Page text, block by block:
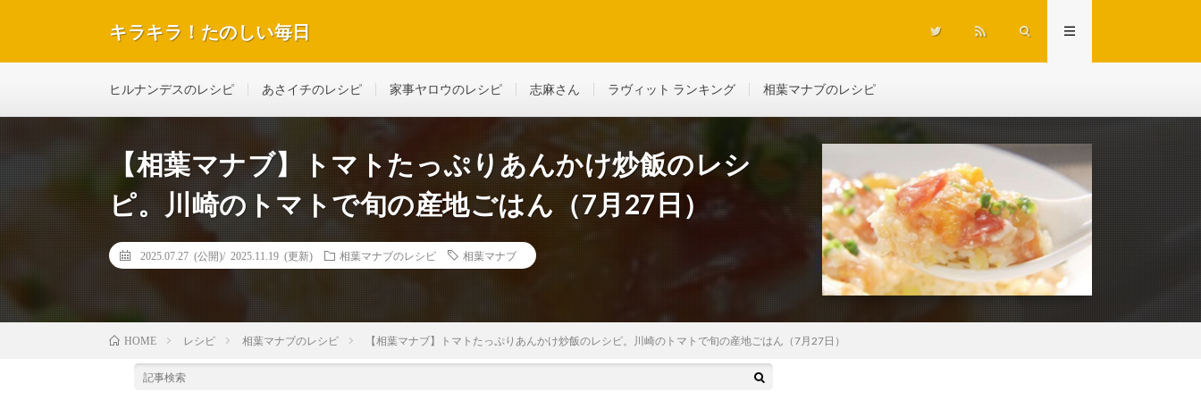
キラキラ！たのしい毎日
ヒルナンデスのレシピ あさイチのレシピ 家事ヤロウのレシピ 志麻さん ラヴィット ランキング 相葉マナブのレシピ
【相葉マナブ】トマトたっぷりあんかけ炒飯のレシ
ピ。川崎のトマトで旬の産地ごはん（7月27日）
2025.07.27 (公開)/ 2025.11.19 (更新) 相葉マナブのレシピ 相葉マナブ
HOME レシピ 相葉マナブのレシピ 【相葉マナブ】トマトたっぷりあんかけ炒飯のレシピ。川崎のトマトで旬の産地ごはん（7月27日）